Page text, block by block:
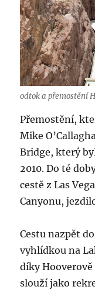
odtok a přemostění
Přemostění,
Mike
Bridge, který
2010. Do té
cestě z Las
Canyonu,
Cestu nazpět
vyhlídkou na
díky
slouží jako